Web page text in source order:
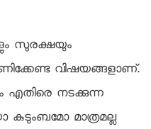
സുരക്ഷയും
വിഷയങ്ങളാണ്.
എതിരെ നടക്കുന്ന
മാത്രമല്ല